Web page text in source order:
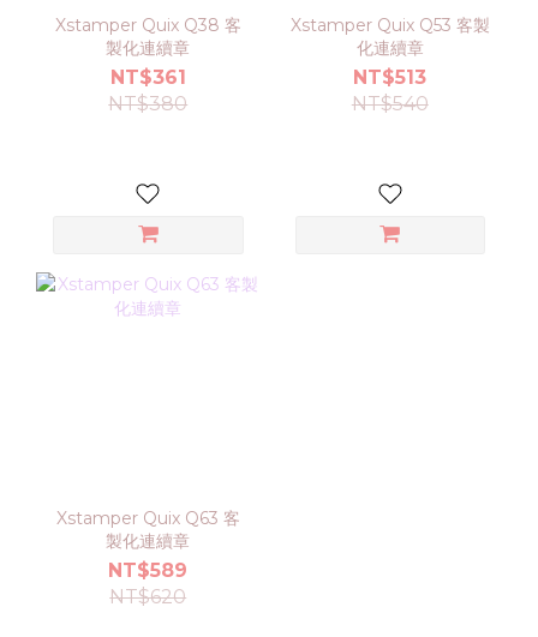
Xstamper Quix Q38 客
製化連續章
NT$361
NT$380
Xstamper Quix Q53 客製
化連續章
NT$513
NT$540
Xstamper Quix Q63 客
製化連續章
NT$589
NT$620